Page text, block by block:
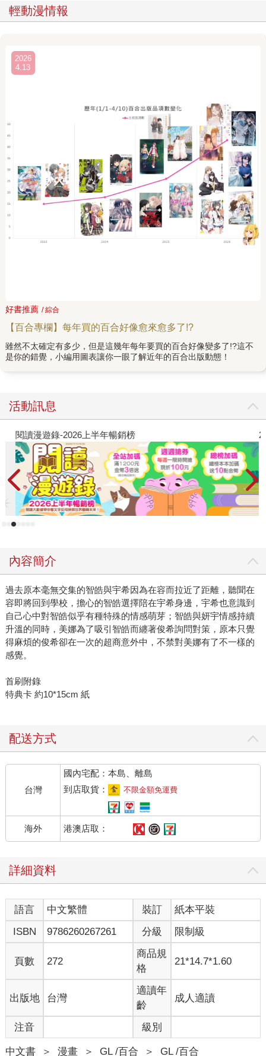
輕動漫情報
2026
4.13
好書推薦 / 綜合
【百合專欄】每年買的百合好像愈來愈多了!?
雖然不太確定有多少，但是這幾年每年要買的百合好像變多了!?這不
是你的錯覺，小編用圖表讓你一眼了解近年的百合出版動態！
活動訊息
閱讀漫遊錄-2026上半年暢銷榜
內容簡介
過去原本毫無交集的智皓與宇希因為在容而拉近了距離，聽聞在
容即將回到學校，擔心的智皓選擇陪在宇希身邊，宇希也意識到
自己心中對智皓似乎有種特殊的情感萌芽；智皓與妍宇情感持續
升溫的同時，美娜為了吸引智皓而纏著俊希詢問對策，原本只覺
得麻煩的俊希卻在一次的超商意外中，不禁對美娜有了不一樣的
感覺。
首刷附錄
特典卡 約10*15cm 紙
配送方式
台灣
國內宅配：本島、離島
到店取貨：
不限金額免運費
海外 港澳店取：
詳細資料
語言 中文繁體 裝訂
紙本平裝
ISBN
9786260267261 分級 限制級
頁數 272
商品規
格
21*14.7*1.60
出版地 台灣
適讀年
齡
成人適讀
注音 級別
中文書 ＞ 漫畫 ＞ GL /百合 ＞ GL /百合